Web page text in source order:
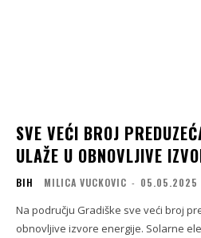
SVE VEĆI BROJ
ULAŽE U OBNOVLJIVE
BIH MILICA VUCKOVIC - 05.05.2025
Na području Gradiške sve veći broj
obnovljive izvore energije. Solarne